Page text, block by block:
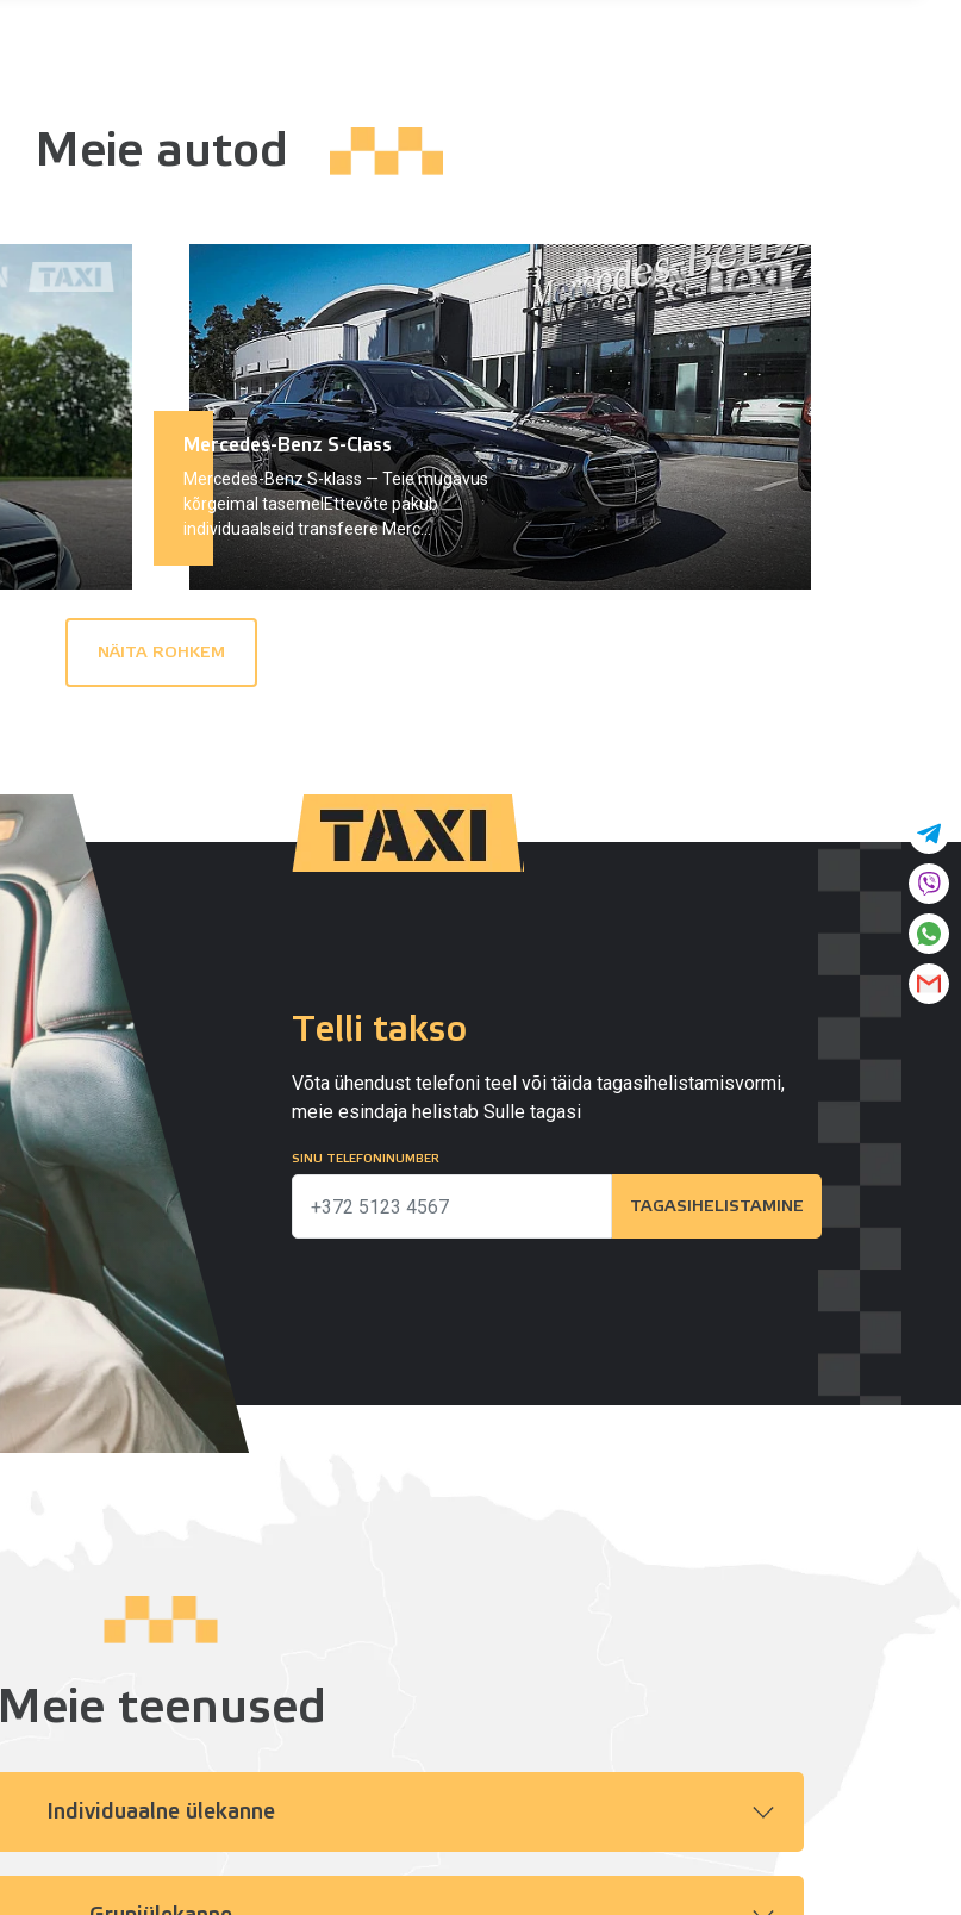
Meie autod
Mercedes-Benz S-Class
Mercedes-Benz S-klass — Teie mugavus
kõrgeimal tasemelEttevõte pakub
individuaalseid transfeere Merc...
NÄITA ROHKEM
Telli takso
Võta ühendust telefoni teel või täida tagasihelistamisvormi,
meie esindaja helistab Sulle tagasi
SINU TELEFONINUMBER
TAGASIHELISTAMINE
Meie teenused
Individuaalne ülekanne